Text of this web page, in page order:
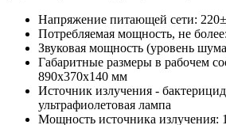
Напряжение питающей сети:
Потребляемая мощность, не
Звуковая мощность (уровень
Габаритные размеры в рабочем
890х370х140 мм
Источник излучения -
ультрафиолетовая лампа
Мощность источника излучения: